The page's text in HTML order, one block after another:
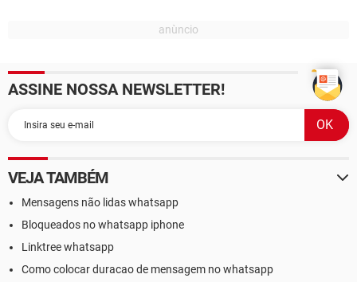
ASSINE NOSSA NEWSLETTER!
VEJA TAMBÉM
Mensagens não lidas whatsapp
Bloqueados no whatsapp iphone
Linktree whatsapp
Como colocar duracao de mensagem no whatsapp